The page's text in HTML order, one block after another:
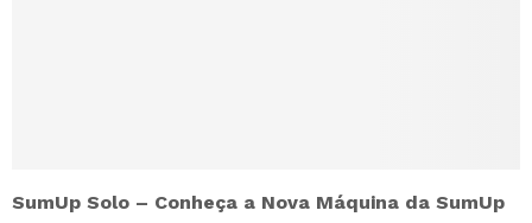
SumUp Solo – Conheça a Nova Máquina da SumUp